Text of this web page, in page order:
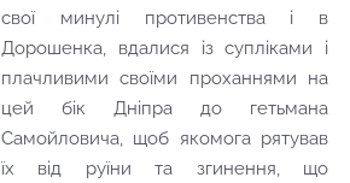
свої минулі противенства і в
Дорошенка, вдалися із супліками і
плачливими своїми проханнями на
цей бік Дніпра до гетьмана
Самойловича, щоб якомога рятував
їх від руїни та згинення, що